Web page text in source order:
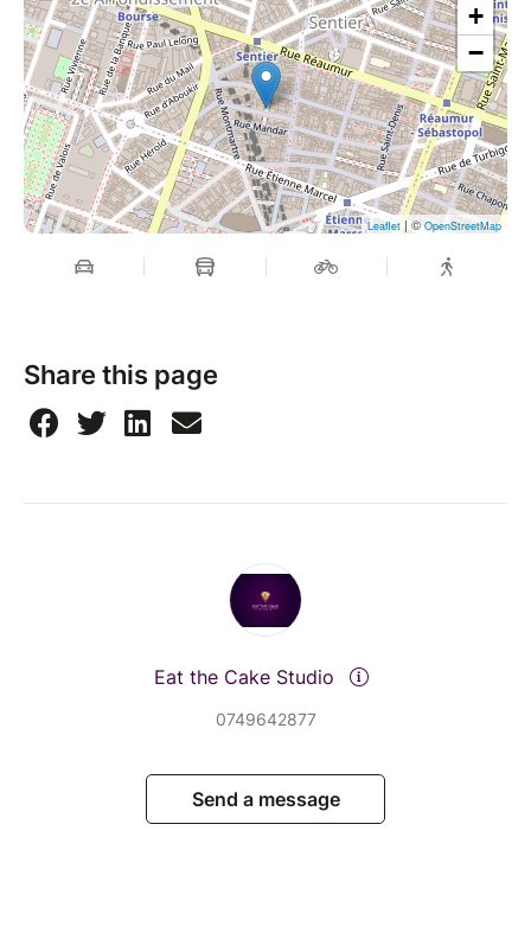
+
−
Leaflet | ©OpenStreetMap
Share this page
Eat the Cake Studio
0749642877
Send a message